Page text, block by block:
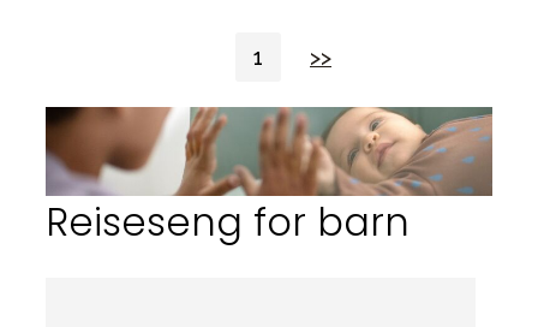
1 >>
Reiseseng for barn